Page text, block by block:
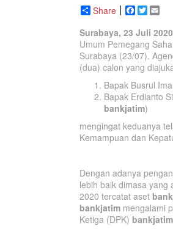
Share
Facebook
Twitter
Surabaya, 23 Juli 2020
Umum Pemegang
Surabaya (23/07).
(dua) calon yang
Bapak Busrul
Bapak Erdianto
bankjatim)
mengingat keduanya
Kemampuan dan
Dengan adanya
lebih baik dimasa
2020 tercatat aset
bankjatim mengalami
Ketiga (DPK) bankjatim